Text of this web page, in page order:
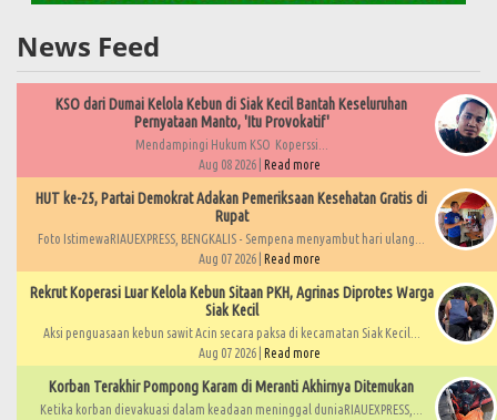
News Feed
KSO dari Dumai Kelola Kebun di Siak Kecil Bantah Keseluruhan
Pernyataan Manto, 'Itu Provokatif'
Mendampingi Hukum KSO Koperssi...
Aug 08 2026 | Read more
HUT ke-25, Partai Demokrat Adakan Pemeriksaan Kesehatan Gratis di
Rupat
Foto IstimewaRIAUEXPRESS, BENGKALIS - Sempena menyambut hari ulang...
Aug 07 2026 | Read more
Rekrut Koperasi Luar Kelola Kebun Sitaan PKH, Agrinas Diprotes Warga
Siak Kecil
Aksi penguasaan kebun sawit Acin secara paksa di kecamatan Siak Kecil...
Aug 07 2026 | Read more
Korban Terakhir Pompong Karam di Meranti Akhirnya Ditemukan
Ketika korban dievakuasi dalam keadaan meninggal duniaRIAUEXPRESS,...